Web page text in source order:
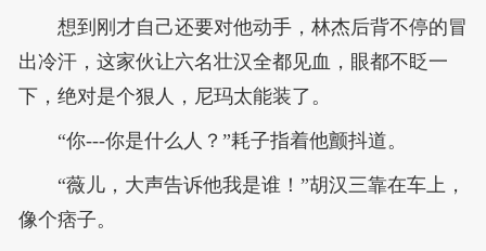
想到刚才自己还要对他动手，林杰后背不停的冒
出冷汗，这家伙让六名壮汉全都见血，眼都不眨一
下，绝对是个狠人，尼玛太能装了。
“你---你是什么人？”耗子指着他颤抖道。
“薇儿，大声告诉他我是谁！”胡汉三靠在车上，
像个痞子。